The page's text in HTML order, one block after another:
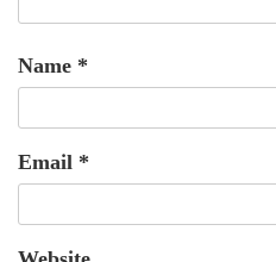
Name *
Email *